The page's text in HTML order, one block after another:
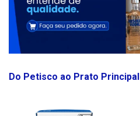
Do Petisco ao Prato Principal